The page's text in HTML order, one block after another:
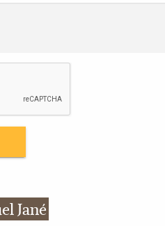
Jané